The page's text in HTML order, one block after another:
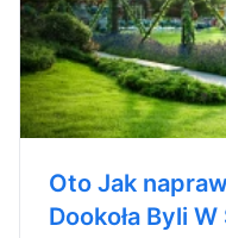
Oto Jak
Dookoła Byli